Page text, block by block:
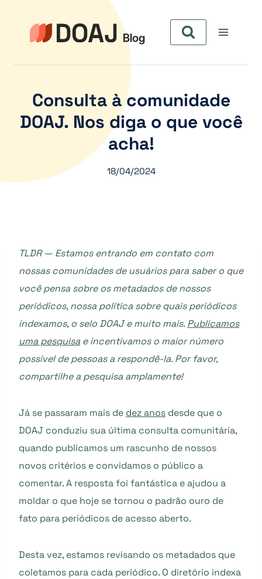
contenu
Consulta à comunidade
DOAJ. Nos diga o que você
acha!
18/04/2024
TLDR — Estamos entrando em contato com
nossas comunidades de usuários para saber o que
você pensa sobre os metadados de nossos
periódicos, nossa política sobre quais periódicos
indexamos, o selo DOAJ e muito mais.Publicamos
uma pesquisa e incentivamos o maior número
possível de pessoas a respondê-la. Por favor,
compartilhe a pesquisa amplamente!
Já se passaram mais de dez anos desde que o
DOAJ conduziu sua última consulta comunitária,
quando publicamos um rascunho de nossos
novos critérios e convidamos o público a
comentar. A resposta foi fantástica e ajudou a
moldar o que hoje se tornou o padrão ouro de
fato para periódicos de acesso aberto.
Desta vez, estamos revisando os metadados que
coletamos para cada periódico. O diretório indexa